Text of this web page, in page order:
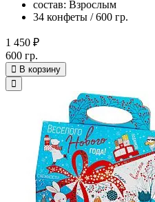
состав: Взрослым
34 конфеты / 600 гр.
1 450 ₽
600 гр.
В корзину